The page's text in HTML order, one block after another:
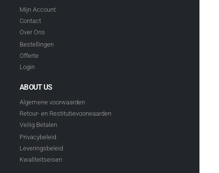
Mijn Account
Contact
Over Ons
Bestellingen
Offerte
Login
ABOUT US
Algemene voorwaarden
Retour- en Restitutievoorwaarden
Veilig Betalen
Privacybeleid
Leveringsbeleid
Kwaliteitseisen